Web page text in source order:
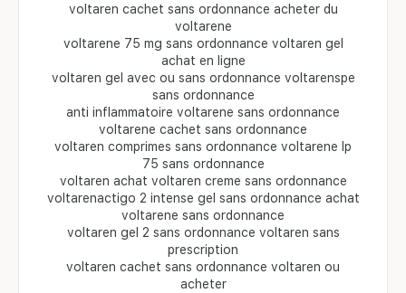
voltaren cachet sans ordonnance acheter du
voltarene
voltarene 75 mg sans ordonnance voltaren gel
achat en ligne
voltaren gel avec ou sans ordonnance voltarenspe
sans ordonnance
anti inflammatoire voltarene sans ordonnance
voltarene cachet sans ordonnance
voltaren comprimes sans ordonnance voltarene lp
75 sans ordonnance
voltaren achat voltaren creme sans ordonnance
voltarenactigo 2 intense gel sans ordonnance achat
voltarene sans ordonnance
voltaren gel 2 sans ordonnance voltaren sans
prescription
voltaren cachet sans ordonnance voltaren ou
acheter